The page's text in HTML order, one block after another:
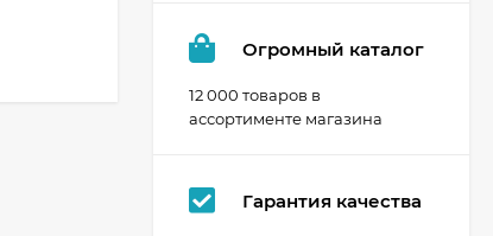
Огромный каталог
12 000 товаров в
ассортименте магазина
Гарантия качества